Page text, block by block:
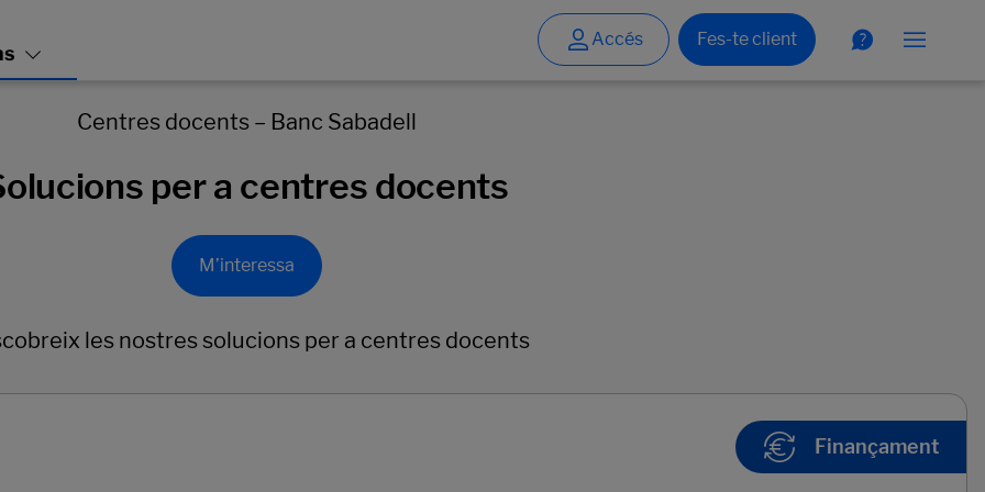
Centres docents – Banc Sabadell
per a centres docents
M’interessa
les nostres solucions per a centres docents
Finançament